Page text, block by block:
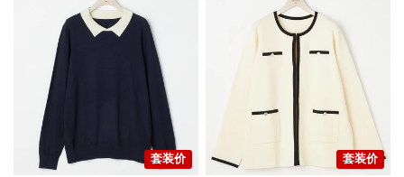
套装价 套装价